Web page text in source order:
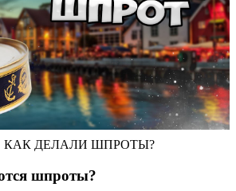
ДЕЛАЛИ ШПРОТЫ?
шпроты?